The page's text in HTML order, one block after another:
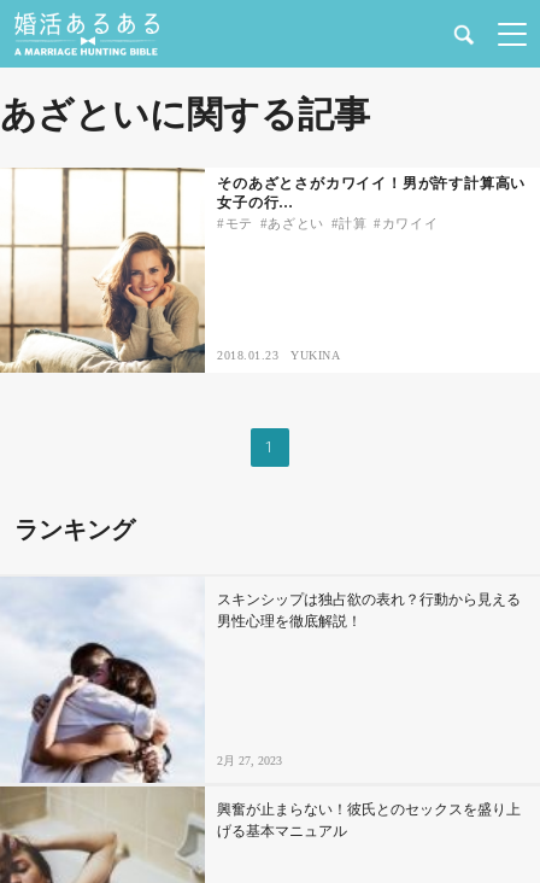
健康
恋愛の悩み
出会い
合コン・街コン
あるある
ドキドキ
仕事とキャリア
特集
占い・診断
あざといに関する記事
そのあざとさがカワイイ！男が許す計算高い
女子の行…
モテ あざとい 計算 カワイイ
2018.01.23 YUKINA
1
ランキング
スキンシップは独占欲の表れ？行動から見える
男性心理を徹底解説！
2月 27, 2023
興奮が止まらない！彼氏とのセックスを盛り上
げる基本マニュアル